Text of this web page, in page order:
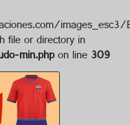
file or directory in
min.phpon line309